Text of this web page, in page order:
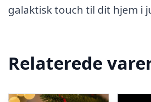
galaktisk touch til dit hjem i
Relaterede